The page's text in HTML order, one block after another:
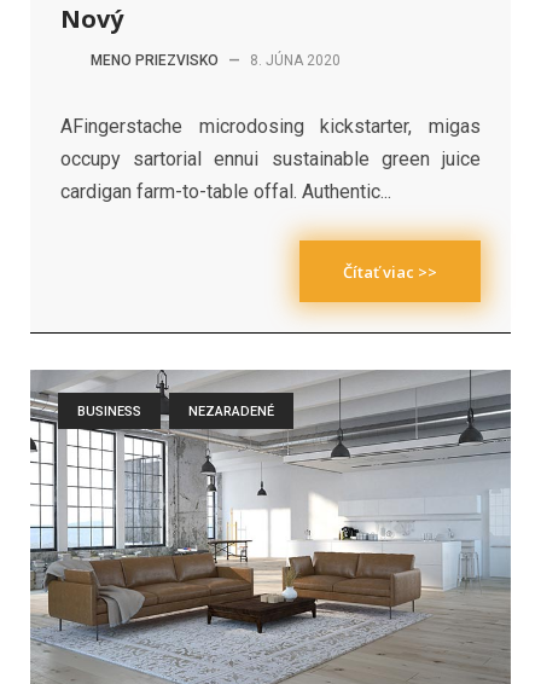
Nový
MENO PRIEZVISKO — 8. JÚNA 2020
AFingerstache microdosing kickstarter, migas
occupy sartorial ennui sustainable green juice
cardigan farm-to-table offal. Authentic...
Čítať viac >>
BUSINESS NEZARADENÉ